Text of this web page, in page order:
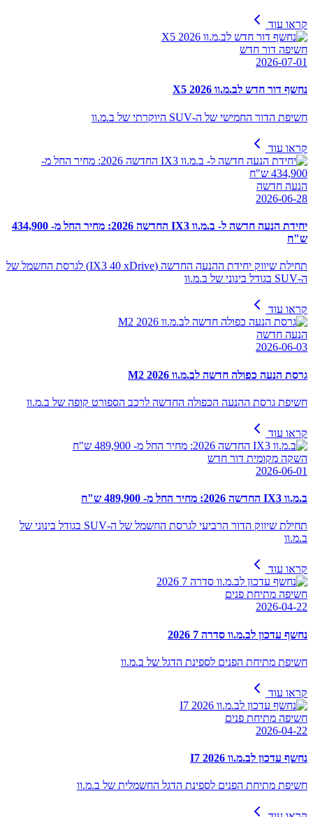
קראו עוד
חשיפה דור חדש
2026-07-01
נחשף דור חדש לב.מ.וו X5 2026
חשיפת הדור החמישי של ה-SUV היוקרתי של ב.מ.וו
קראו עוד
הנעה חדשה
2026-06-28
יחידת הנעה חדשה ל- ב.מ.וו IX3 החדשה 2026: מחיר החל מ- 434,900
ש"ח
תחילת שיווק יחידת ההנעה החדשה (IX3 40 xDrive) לגרסת החשמל של
ה-SUV בגודל בינוני של ב.מ.וו
קראו עוד
הנעה חדשה
2026-06-03
גרסת הנעה כפולה חדשה לב.מ.וו M2 2026
חשיפת גרסת ההנעה הכפולה החדשה לרכב הספורט קופה של ב.מ.וו
קראו עוד
השקה מקומית דור חדש
2026-06-01
ב.מ.וו IX3 החדשה 2026: מחיר החל מ- 489,900 ש"ח
תחילת שיווק הדור הרביעי לגרסת החשמל של ה-SUV בגודל בינוני של
ב.מ.וו
קראו עוד
חשיפה מתיחת פנים
2026-04-22
נחשף עדכון לב.מ.וו סדרה 7 2026
חשיפת מתיחת הפנים לספינת הדגל של ב.מ.וו
קראו עוד
חשיפה מתיחת פנים
2026-04-22
נחשף עדכון לב.מ.וו I7 2026
חשיפת מתיחת הפנים לספינת הדגל החשמלית של ב.מ.וו